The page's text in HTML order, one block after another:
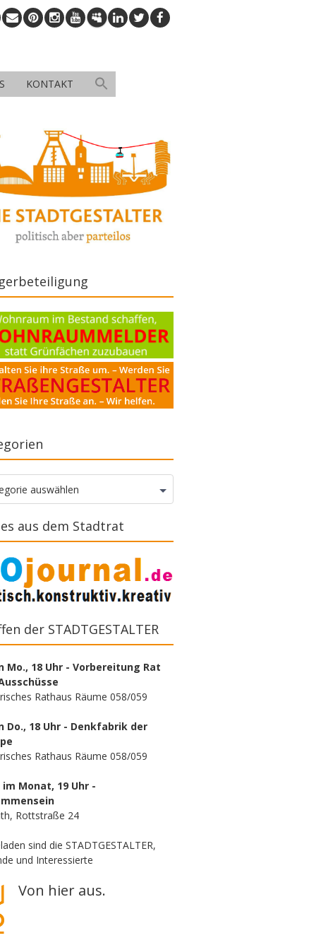
KONTAKT
auswählen
aus dem Stadtrat
der STADTGESTALTER
Mo., 18 Uhr - Vorbereitung Rat
Rathaus Räume 058/059
Do., 18 Uhr - Denkfabrik der
Rathaus Räume 058/059
im Monat, 19 Uhr -
Rottstraße 24
sind die STADTGESTALTER,
und Interessierte
Von hier aus.